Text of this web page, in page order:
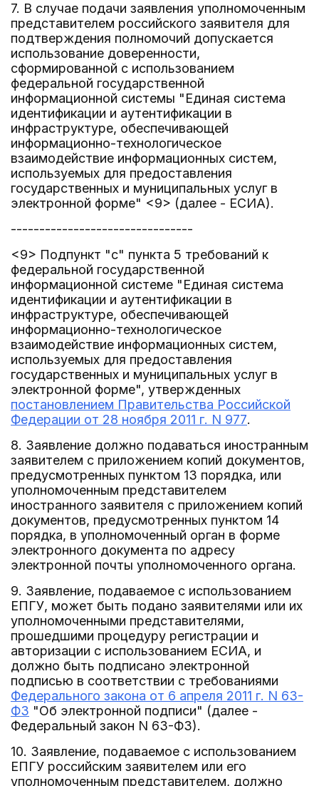
7. В случае подачи заявления уполномоченным
представителем российского заявителя для
подтверждения полномочий допускается
использование доверенности,
сформированной с использованием
федеральной государственной
информационной системы "Единая система
идентификации и аутентификации в
инфраструктуре, обеспечивающей
информационно-технологическое
взаимодействие информационных систем,
используемых для предоставления
государственных и муниципальных услуг в
электронной форме" <9> (далее - ЕСИА).
--------------------------------
<9> Подпункт "с" пункта 5 требований к
федеральной государственной
информационной системе "Единая система
идентификации и аутентификации в
инфраструктуре, обеспечивающей
информационно-технологическое
взаимодействие информационных систем,
используемых для предоставления
государственных и муниципальных услуг в
электронной форме", утвержденных
постановлением Правительства Российской
Федерации от 28 ноября 2011 г. N 977.
8. Заявление должно подаваться иностранным
заявителем с приложением копий документов,
предусмотренных пунктом 13 порядка, или
уполномоченным представителем
иностранного заявителя с приложением копий
документов, предусмотренных пунктом 14
порядка, в уполномоченный орган в форме
электронного документа по адресу
электронной почты уполномоченного органа.
9. Заявление, подаваемое с использованием
ЕПГУ, может быть подано заявителями или их
уполномоченными представителями,
прошедшими процедуру регистрации и
авторизации с использованием ЕСИА, и
должно быть подписано электронной
подписью в соответствии с требованиями
Федерального закона от 6 апреля 2011 г. N 63-
ФЗ "Об электронной подписи" (далее -
Федеральный закон N 63-ФЗ).
10. Заявление, подаваемое с использованием
ЕПГУ российским заявителем или его
уполномоченным представителем, должно